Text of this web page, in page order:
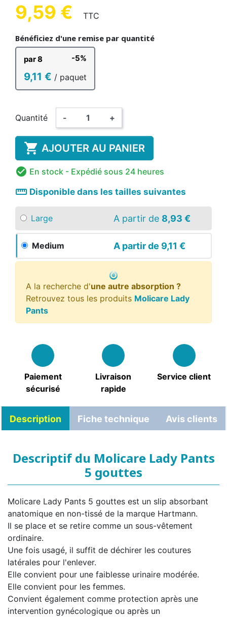
9,59 € TTC
Bénéficiez d'une remise par quantité
par 8 -5%
9,11 € / paquet
Quantité - +
 AJOUTER AU PANIER
 En stock - Expédié sous 24 heures
straighten Disponible dans les tailles suivantes
Large A partir de 8,93 €
Medium A partir de 9,11 €
A la recherche d'une autre absorption ?
Retrouvez tous les produits Molicare Lady
Pants
Paiement
sécurisé
Livraison
rapide
Service client
Description Fiche technique Avis clients
Descriptif du Molicare Lady Pants
5 gouttes
Molicare Lady Pants 5 gouttes est un slip absorbant
anatomique en non-tissé de la marque Hartmann.
Il se place et se retire comme un sous-vêtement
ordinaire.
Une fois usagé, il suffit de déchirer les coutures
latérales pour l'enlever.
Elle convient pour une faiblesse urinaire modérée.
Elle convient pour les femmes.
Convient également comme protection après une
intervention gynécologique ou après un